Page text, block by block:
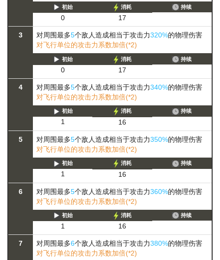
初始
0
消耗
17
持续
3 对周围最多5个敌人造成相当于攻击力320%的物理伤害
对飞行单位的攻击力系数加倍(*2)
初始
0
消耗
17
持续
4 对周围最多5个敌人造成相当于攻击力340%的物理伤害
对飞行单位的攻击力系数加倍(*2)
初始
1
消耗
16
持续
5 对周围最多5个敌人造成相当于攻击力350%的物理伤害
对飞行单位的攻击力系数加倍(*2)
初始
1
消耗
16
持续
6 对周围最多5个敌人造成相当于攻击力360%的物理伤害
对飞行单位的攻击力系数加倍(*2)
初始
1
消耗
16
持续
7 对周围最多6个敌人造成相当于攻击力380%的物理伤害
对飞行单位的攻击力系数加倍(*2)